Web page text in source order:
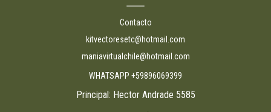
Contacto
kitvectoresetc@hotmail.com
maniavirtualchile@hotmail.com
WHATSAPP +59896069399
Principal: Hector Andrade 5585